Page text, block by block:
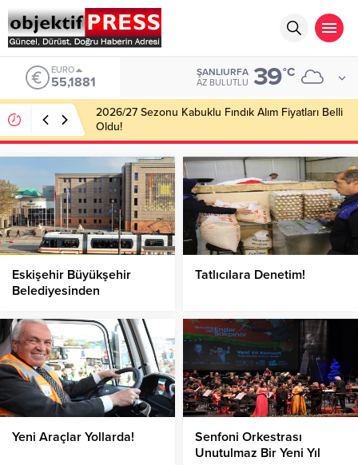
ALTIN
6.660,55
ŞANLIURFA
AZ BULUTLU 39°C
Haliliye Belediyesi Her Gün 4 Bin 898 Kişiye Sıcak
Yemek Ulaştırıyor!
Eskişehir Büyükşehir
Belediyesinden
Tatlıcılara Denetim!
Yeni Araçlar Yollarda!
Senfoni Orkestrası
Unutulmaz Bir Yeni Yıl